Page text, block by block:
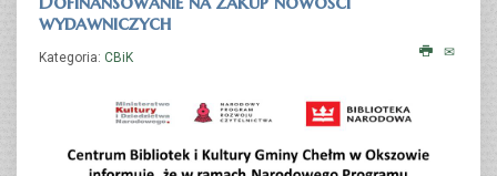
wydawniczych
Kategoria: CBiK